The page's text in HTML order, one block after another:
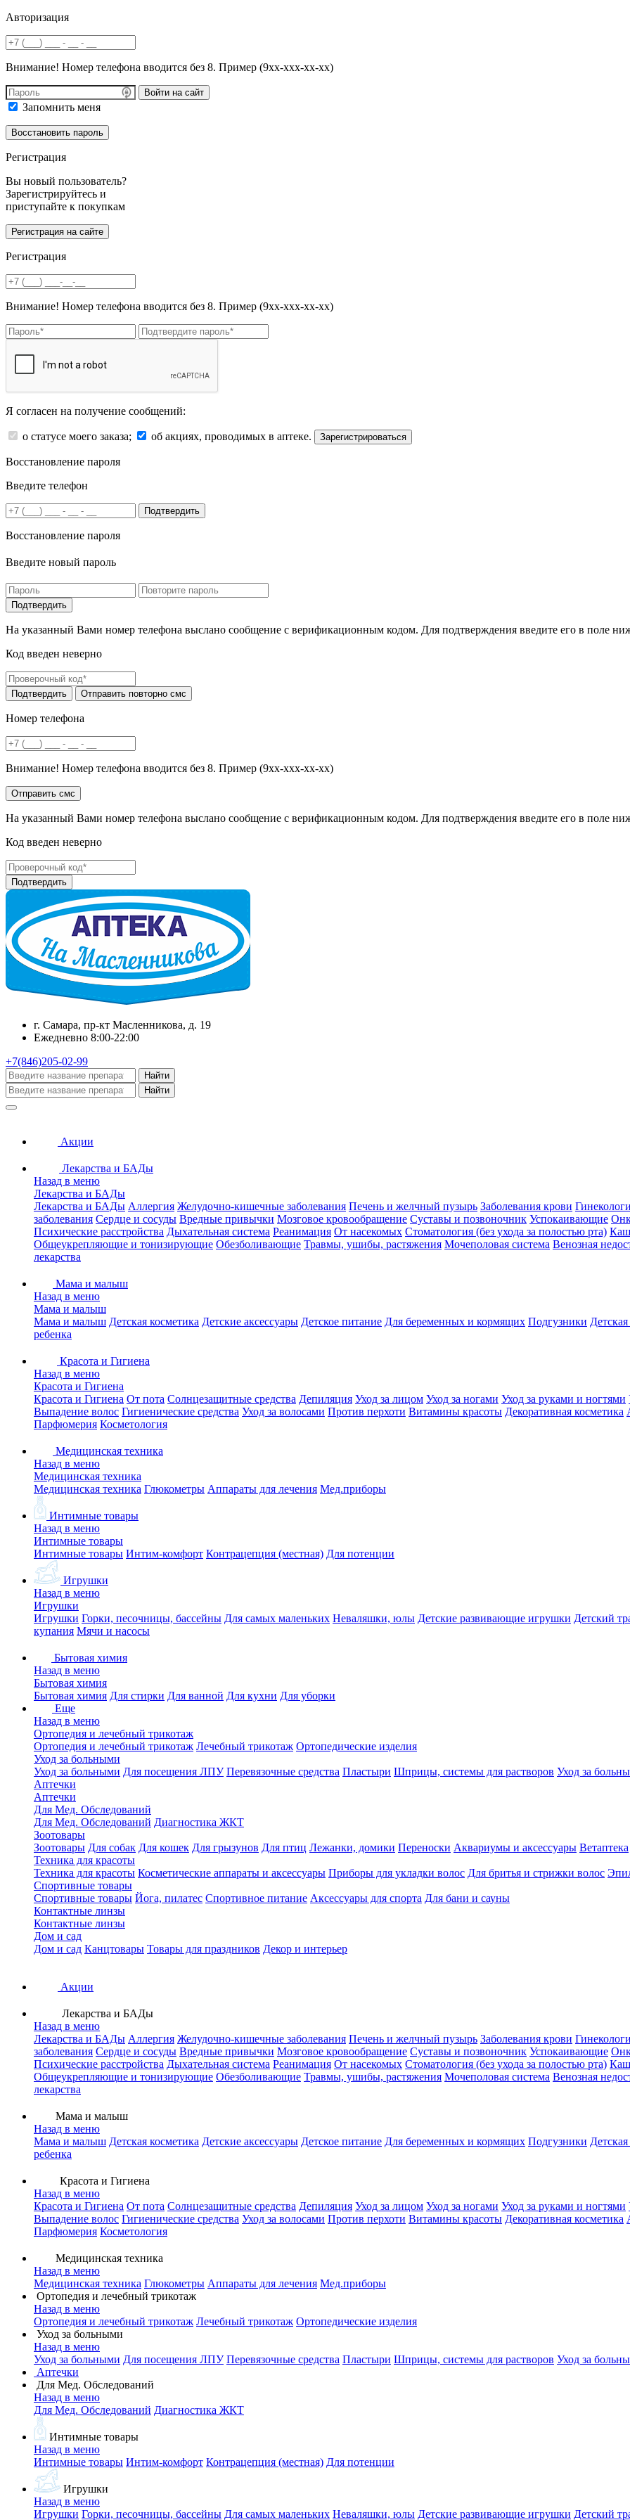
Авторизация
Внимание! Номер телефона вводится без 8. Пример (9хх-ххх-хх-хх)
Войти на сайт
Запомнить меня
Регистрация
Вы новый пользователь?
Зарегистрируйтесь и
приступайте к покупкам
Регистрация
Внимание! Номер телефона вводится без 8. Пример (9хх-ххх-хх-хх)
Я согласен на получение сообщений:
о статусе моего заказа; об акциях, проводимых в аптеке. Зарегистрироваться
Восстановление пароля
Введите телефон
Подтвердить
Восстановление пароля
Введите новый пароль
На указанный Вами номер телефона выслано сообщение с верификационным кодом. Для подтверждения введите его в поле
Код введен неверно
Номер телефона
Внимание! Номер телефона вводится без 8. Пример (9хх-ххх-хх-хх)
На указанный Вами номер телефона выслано сообщение с верификационным кодом. Для подтверждения введите его в поле
Код введен неверно
г. Самара, пр-кт Масленникова, д. 19
Ежедневно 8:00-22:00
+7(846)205-02-99
Найти
Найти
Акции
Лекарства и БАДы
Назад в меню
Лекарства и БАДы
Лекарства и БАДы Аллергия Желудочно-кишечные заболевания Печень и желчный пузырь Заболевания крови
заболевания Сердце и сосуды Вредные привычки Мозговое кровообращение Суставы и позвоночник Успокаивающие
Психические расстройства Дыхательная система Реанимация От насекомых Стоматология (без ухода за полостью рта)
Общеукрепляющие и тонизирующие Обезболивающие Травмы, ушибы, растяжения Мочеполовая система Венозная
лекарства
Мама и малыш
Назад в меню
Мама и малыш
Мама и малыш Детская косметика Детские аксессуары Детское питание Для беременных и кормящих Подгузники
ребенка
Красота и Гигиена
Назад в меню
Красота и Гигиена
Красота и Гигиена От пота Солнцезащитные средства Депиляция Уход за лицом Уход за ногами Уход за руками и ногтями
Выпадение волос Гигиенические средства Уход за волосами Против перхоти Витамины красоты Декоративная косметика
Парфюмерия Косметология
Медицинская техника
Назад в меню
Медицинская техника
Медицинская техника Глюкометры Аппараты для лечения Мед.приборы
Интимные товары
Назад в меню
Интимные товары
Интимные товары Интим-комфорт Контрацепция (местная) Для потенции
Игрушки
Назад в меню
Игрушки
Игрушки Горки, песочницы, бассейны Для самых маленьких Неваляшки, юлы Детские развивающие игрушки Детский
купания Мячи и насосы
Бытовая химия
Назад в меню
Бытовая химия
Бытовая химия Для стирки Для ванной Для кухни Для уборки
Еще
Назад в меню
Ортопедия и лечебный трикотаж
Ортопедия и лечебный трикотаж Лечебный трикотаж Ортопедические изделия
Уход за больными
Уход за больными Для посещения ЛПУ Перевязочные средства Пластыри Шприцы, системы для растворов Уход за
Аптечки
Аптечки
Для Мед. Обследований
Для Мед. Обследований Диагностика ЖКТ
Зоотовары
Зоотовары Для собак Для кошек Для грызунов Для птиц Лежанки, домики Переноски Аквариумы и аксессуары Ветаптека
Техника для красоты
Техника для красоты Косметические аппараты и аксессуары Приборы для укладки волос Для бритья и стрижки волос
Спортивные товары
Спортивные товары Йога, пилатес Спортивное питание Аксессуары для спорта Для бани и сауны
Контактные линзы
Контактные линзы
Дом и сад
Дом и сад Канцтовары Товары для праздников Декор и интерьер
Акции
Лекарства и БАДы
Назад в меню
Лекарства и БАДы Аллергия Желудочно-кишечные заболевания Печень и желчный пузырь Заболевания крови
заболевания Сердце и сосуды Вредные привычки Мозговое кровообращение Суставы и позвоночник Успокаивающие
Психические расстройства Дыхательная система Реанимация От насекомых Стоматология (без ухода за полостью рта)
Общеукрепляющие и тонизирующие Обезболивающие Травмы, ушибы, растяжения Мочеполовая система Венозная
лекарства
Мама и малыш
Назад в меню
Мама и малыш Детская косметика Детские аксессуары Детское питание Для беременных и кормящих Подгузники
ребенка
Красота и Гигиена
Назад в меню
Красота и Гигиена От пота Солнцезащитные средства Депиляция Уход за лицом Уход за ногами Уход за руками и ногтями
Выпадение волос Гигиенические средства Уход за волосами Против перхоти Витамины красоты Декоративная косметика
Парфюмерия Косметология
Медицинская техника
Назад в меню
Медицинская техника Глюкометры Аппараты для лечения Мед.приборы
Ортопедия и лечебный трикотаж
Назад в меню
Ортопедия и лечебный трикотаж Лечебный трикотаж Ортопедические изделия
Уход за больными
Назад в меню
Уход за больными Для посещения ЛПУ Перевязочные средства Пластыри Шприцы, системы для растворов Уход за
Аптечки
Для Мед. Обследований
Назад в меню
Для Мед. Обследований Диагностика ЖКТ
Интимные товары
Назад в меню
Интимные товары Интим-комфорт Контрацепция (местная) Для потенции
Игрушки
Назад в меню
Игрушки Горки, песочницы, бассейны Для самых маленьких Неваляшки, юлы Детские развивающие игрушки Детский